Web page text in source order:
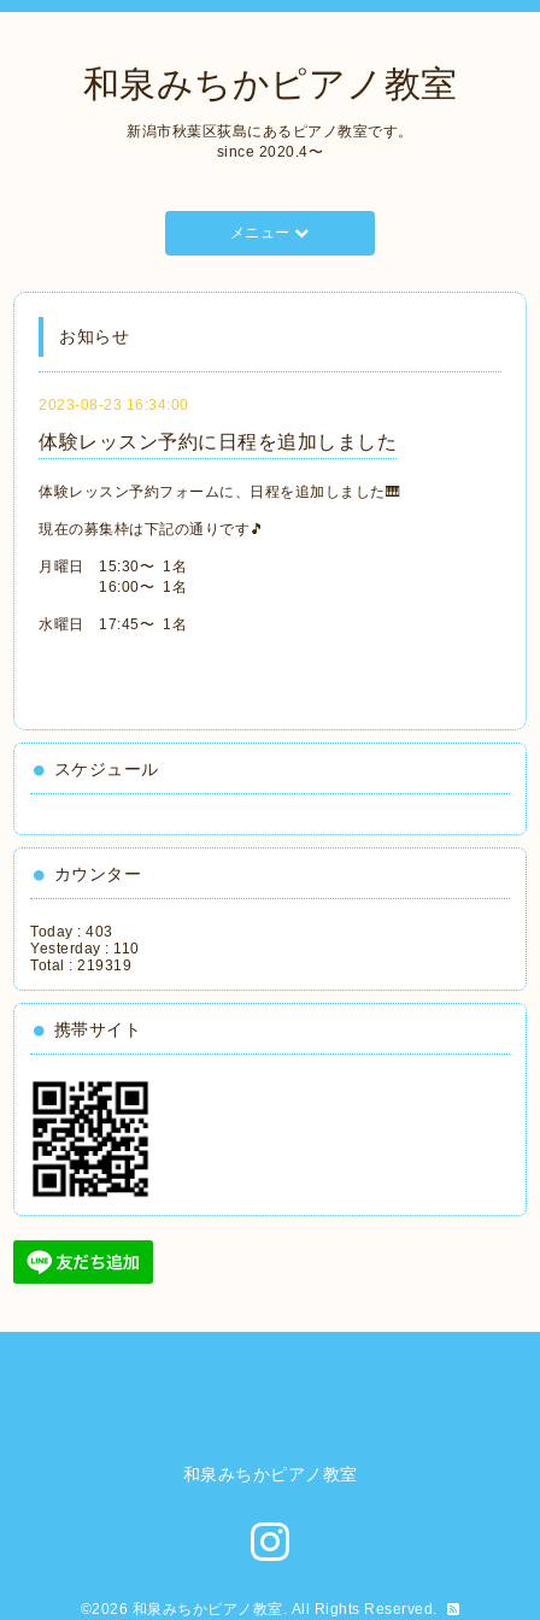
和泉みちかピアノ教室
新潟市秋葉区荻島にあるピアノ教室です。
since 2020.4〜
メニュー
お知らせ
2023-08-23 16:34:00
体験レッスン予約に日程を追加しました
体験レッスン予約フォームに、日程を追加しました🎹
現在の募集枠は下記の通りです🎵
月曜日 15:30〜 1名
16:00〜 1名
水曜日 17:45〜 1名
スケジュール
カウンター
Today :403
Yesterday : 110
Total :219319
携帯サイト
和泉みちかピアノ教室
©2026 和泉みちかピアノ教室. All Rights Reserved.